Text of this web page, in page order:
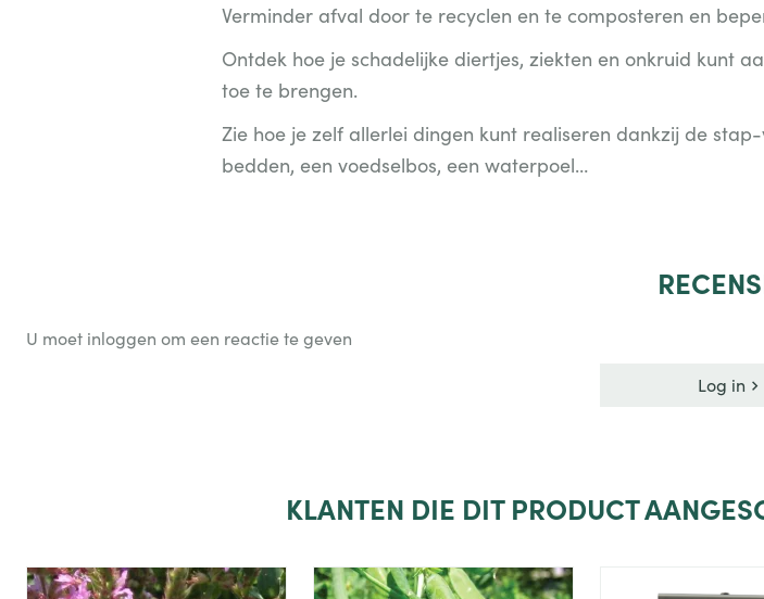
Verminder afval door te recyclen en te composteren en
Ontdek hoe je schadelijke diertjes, ziekten en onkruid kunt
toe te brengen.
Zie hoe je zelf allerlei dingen kunt realiseren dankzij de
bedden, een voedselbos, een waterpoel…
U moet inloggen om een reactie te geven
Log in
KLANTEN DIE DIT PRODUCT